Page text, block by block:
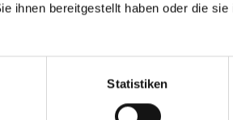
ihnen bereitgestellt haben oder die
Statistiken
Clearpro -
Tapeten-Nahtroller
geriffelte